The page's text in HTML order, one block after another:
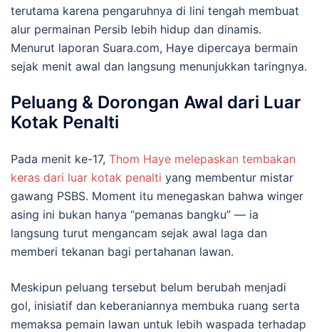
terutama karena pengaruhnya di lini tengah membuat
alur permainan Persib lebih hidup dan dinamis.
Menurut laporan Suara.com, Haye dipercaya bermain
sejak menit awal dan langsung menunjukkan taringnya.
Peluang & Dorongan Awal dari Luar
Kotak Penalti
Pada menit ke-17, Thom Haye melepaskan tembakan
keras dari luar kotak penalti yang membentur mistar
gawang PSBS. Moment itu menegaskan bahwa winger
asing ini bukan hanya “pemanas bangku” — ia
langsung turut mengancam sejak awal laga dan
memberi tekanan bagi pertahanan lawan.
Meskipun peluang tersebut belum berubah menjadi
gol, inisiatif dan keberaniannya membuka ruang serta
memaksa pemain lawan untuk lebih waspada terhadap